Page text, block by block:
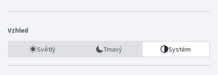
Vzhled
Světlý Tmavý Systém